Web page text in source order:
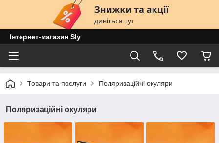
Інтернет-магазин Sly
Товари та послуги Поляризаційні окуляри
Поляризаційні окуляри